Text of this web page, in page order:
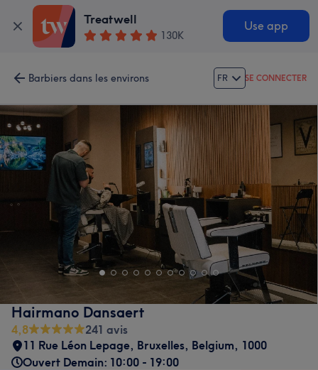
Treatwell
130K
Use app
Barbiers dans les environs FR SE CONNECTER
Hairmano Dansaert
4,8
241 avis
11 Rue Léon Lepage, Bruxelles, Belgium, 1000
Ouvert Demain: 10:00 - 19:00